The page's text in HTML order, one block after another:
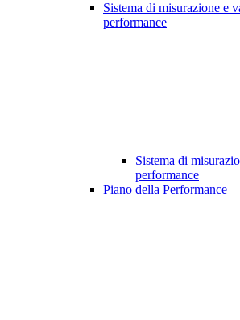
Sistema di misurazione e
performance
Sistema di
performance
Piano della Performance